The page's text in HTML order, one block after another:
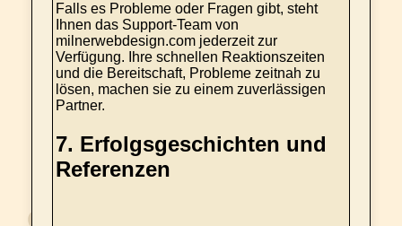
Falls es Probleme oder Fragen gibt, steht
Ihnen das Support-Team von
milnerwebdesign.com jederzeit zur
Verfügung. Ihre schnellen Reaktionszeiten
und die Bereitschaft, Probleme zeitnah zu
lösen, machen sie zu einem zuverlässigen
Partner.
7. Erfolgsgeschichten und
Referenzen